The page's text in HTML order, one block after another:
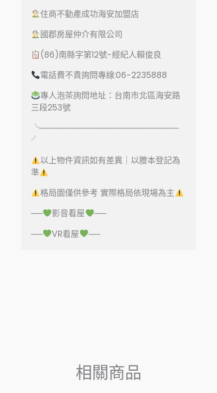
住商不動產成功海安加盟店
國郡房屋仲介有限公司
(86)南縣字第12號-經紀人賴俊良
電話費不貴詢問專線:06-2235888
專人泡茶詢問地址：台南市北區海安路
三段253號
╰────────────────────────
╯
以上物件資訊如有差異｜以謄本登記為
準
格局圖僅供參考 實際格局依現場為主
──
影音看屋
──
──
VR看屋 ──
相關商品